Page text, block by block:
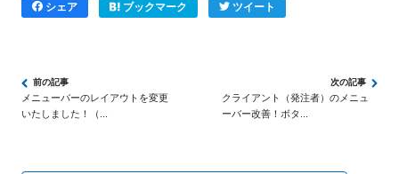
シェア ブックマーク ツイート
メニューバーのレイアウトを変更
いたしました！（...
クライアント（発注者）のメニュ
ーバー改善！ボタ...